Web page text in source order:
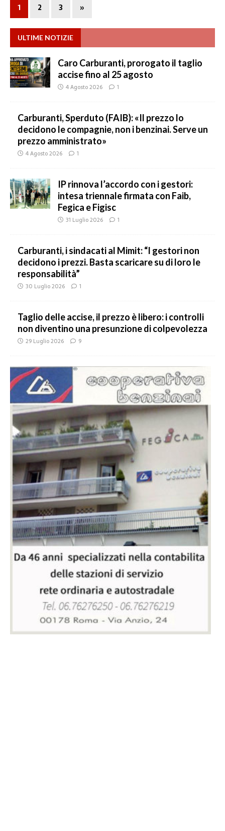
1 2 3 »
ULTIME NOTIZIE
Caro Carburanti, prorogato il taglio
accise fino al 25 agosto
4 Agosto 2026 1
Carburanti, Sperduto (FAIB): «Il prezzo lo
decidono le compagnie, non i benzinai. Serve un
prezzo amministrato»
4 Agosto 2026 1
IP rinnova l’accordo con i gestori:
intesa triennale firmata con Faib,
Fegica e Figisc
31 Luglio 2026 1
Carburanti, i sindacati al Mimit: “I gestori non
decidono i prezzi. Basta scaricare su di loro le
responsabilità”
30 Luglio 2026 1
Taglio delle accise, il prezzo è libero: i controlli
non diventino una presunzione di colpevolezza
29 Luglio 2026 9